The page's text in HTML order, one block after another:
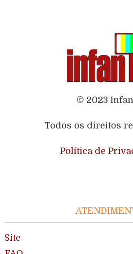
© 2023
Todos os direitos
Política de
Site